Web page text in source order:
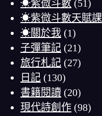
☀紫微斗數 (51)
☀紫微斗數天賦課
☀關於我 (1)
子彈筆記 (21)
旅行札記 (27)
日記 (130)
書籍閱讀 (20)
現代詩創作 (98)